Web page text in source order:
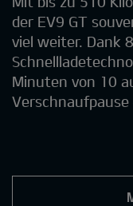
der EV9 GT
viel weiter. Dank
Minuten von 10